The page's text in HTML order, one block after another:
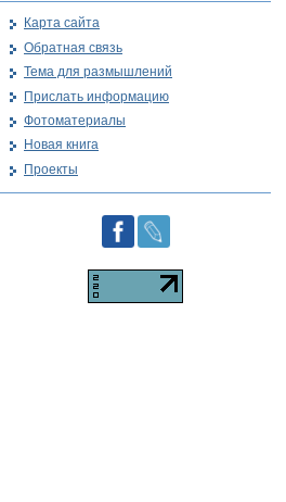
Карта сайта
Обратная связь
Тема для размышлений
Прислать информацию
Фотоматериалы
Новая книга
Проекты